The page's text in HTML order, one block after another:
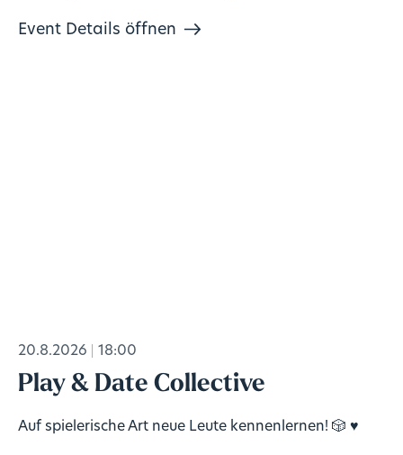
Event Details öffnen
20.8.2026 18:00
Play & Date Collective
Auf spielerische Art neue Leute kennenlernen! 🎲 ♥️